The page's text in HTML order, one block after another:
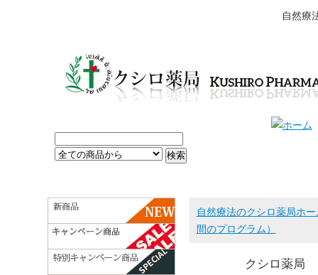
自然療
自然療法のクシロ薬局ホー
間のプログラム）
クシロ薬局